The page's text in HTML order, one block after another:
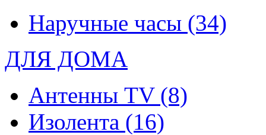
Наручные часы (34)
ДЛЯ ДОМА
Антенны TV (8)
Изолента (16)